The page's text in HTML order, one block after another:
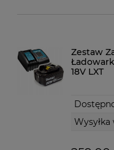
Zestaw
18V LXT
Wysyłka